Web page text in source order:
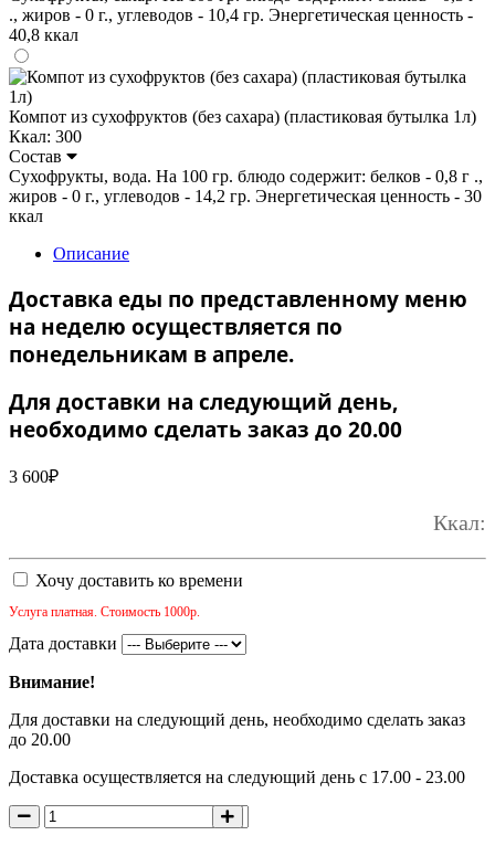
., жиров - 0 г., углеводов - 10,4 гр. Энергетическая ценность -
40,8 ккал
Компот из сухофруктов (без сахара) (пластиковая бутылка 1л)
Ккал: 300
Состав
Сухофрукты, вода. На 100 гр. блюдо содержит: белков - 0,8 г .,
жиров - 0 г., углеводов - 14,2 гр. Энергетическая ценность - 30
ккал
Описание
Доставка еды по представленному меню
на неделю осуществляется по
понедельникам в апреле.
Для доставки на следующий день,
необходимо сделать заказ до 20.00
3 600₽
Ккал:
Хочу доставить ко времени
Услуга платная. Стоимость 1000р.
Дата доставки
Внимание!
Для доставки на следующий день, необходимо сделать заказ
до 20.00
Доставка осуществляется на следующий день с 17.00 - 23.00